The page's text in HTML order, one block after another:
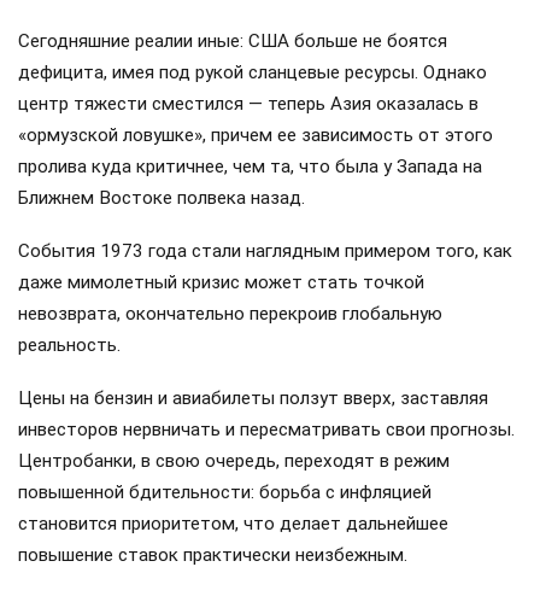
Сегодняшние реалии иные: США больше не боятся
дефицита, имея под рукой сланцевые ресурсы. Однако
центр тяжести сместился — теперь Азия оказалась в
«ормузской ловушке», причем ее зависимость от этого
пролива куда критичнее, чем та, что была у Запада на
Ближнем Востоке полвека назад.
События 1973 года стали наглядным примером того, как
даже мимолетный кризис может стать точкой
невозврата, окончательно перекроив глобальную
реальность.
Цены на бензин и авиабилеты ползут вверх, заставляя
инвесторов нервничать и пересматривать свои прогнозы.
Центробанки, в свою очередь, переходят в режим
повышенной бдительности: борьба с инфляцией
становится приоритетом, что делает дальнейшее
повышение ставок практически неизбежным.